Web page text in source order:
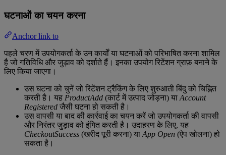
घटनाओं का चयन करना
Anchor link to
पहले चरण में उपयोगकर्ता के उन कार्यों या घटनाओं को परिभाषित करना शामिल
है जो गतिविधि और जुड़ाव को दर्शाते हैं। इनका उपयोग रिटेंशन ग्राफ़ बनाने के
लिए किया जाएगा।
उस घटना को चुनें जो रिटेंशन ट्रैकिंग के लिए शुरुआती बिंदु को चिह्नित
करती है। यह ProductAdd (कार्ट में उत्पाद जोड़ना) या Account
Registered जैसी घटना हो सकती है।
उस वापसी या बाद की कार्रवाई का चयन करें जो उपयोगकर्ता की वापसी
और निरंतर जुड़ाव को इंगित करती है। उदाहरण के लिए, यह
CheckoutSuccess (खरीद पूरी करना) या App Open (ऐप खोलना) हो
सकता है।